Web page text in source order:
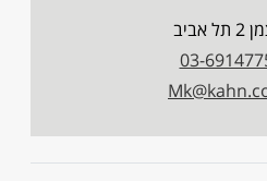
אביב
03-